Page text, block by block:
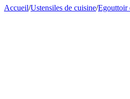
ZH
Accueil/Ustensiles de cuisine/Egouttoir